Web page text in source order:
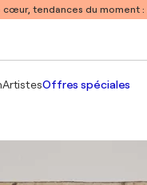
cœur, tendances du moment :
ArtistesOffres spéciales